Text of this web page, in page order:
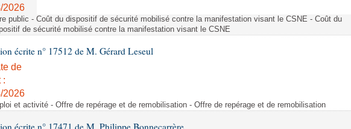
2026
public - Coût du dispositif de sécurité mobilisé contre la manifestation visant le CSNE - Coût du
de sécurité mobilisé contre la manifestation visant le CSNE
écrite n° 17512 de M. Gérard Leseul
de
:
2026
et activité - Offre de repérage et de remobilisation - Offre de repérage et de remobilisation
écrite n° 17471 de M. Philippe Bonnecarrère